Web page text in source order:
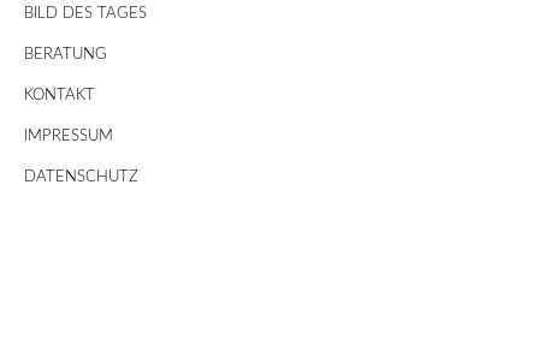
BILD DES TAGES
BERATUNG
KONTAKT
IMPRESSUM
DATENSCHUTZ